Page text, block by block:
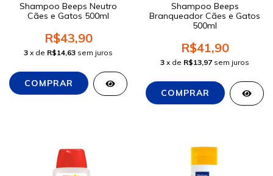
Shampoo Beeps Neutro
Cães e Gatos 500ml
R$43,90
3 x de R$14,63 sem juros
Shampoo Beeps
Branqueador Cães e Gatos
500ml
R$41,90
3 x de R$13,97 sem juros